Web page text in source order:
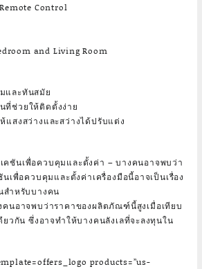
Control
and Living Room
และทันสมัย
ที่ช่วยให้ติดตั้งง่าย
แสงสว่างและสว่างได้ปรับแต่ง
คชันเพื่อควบคุมและตั้งค่า – บางคนอาจพบว่า
เพื่อควบคุมและตั้งค่าเครื่องมือนี้อาจเป็นเรื่อง
สำหรับบางคน
คนอาจพบว่าราคาของผลิตภัณฑ์นี้สูงเมื่อเทียบ
วกัน ซึ่งอาจทำให้บางคนลังเลที่จะลงทุนใน
products=”us-